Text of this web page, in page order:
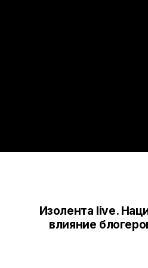
Изолента live.
влияние